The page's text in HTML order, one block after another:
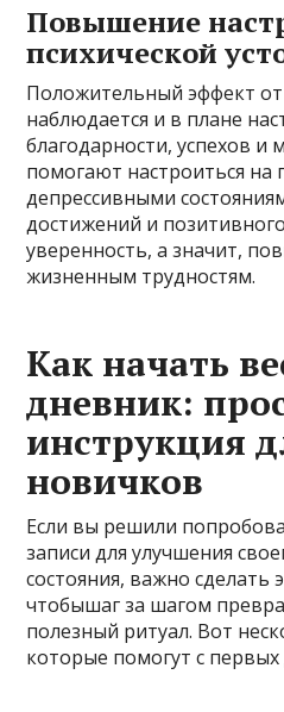
Повышение
психической
Положительный эффект
наблюдается и в плане
благодарности, успехов и
помогают настроиться на
депрессивными
достижений и
уверенность, а значит,
жизненным трудностям.
Как начать
дневник:
инструкция
новичков
Если вы решили
записи для улучшения
состояния, важно сделать
чтобышаг за шагом
полезный ритуал. Вот
которые помогут с первых